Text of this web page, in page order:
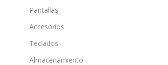
Pantallas
Accesorios
Teclados
Almacenamiento